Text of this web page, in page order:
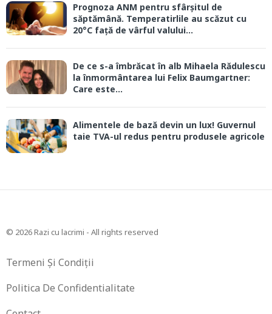
Prognoza ANM pentru sfârșitul de
săptămână. Temperatirlile au scăzut cu
20°C față de vârful valului...
De ce s-a îmbrăcat în alb Mihaela Rădulescu
la înmormântarea lui Felix Baumgartner:
Care este...
Alimentele de bază devin un lux! Guvernul
taie TVA-ul redus pentru produsele agricole
© 2026 Razi cu lacrimi - All rights reserved
Termeni Și Condiții
Politica De Confidentialitate